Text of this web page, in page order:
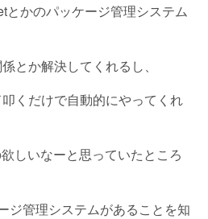
とかのパッケージ管理システム
とか解決してくれるし、
くだけで自動的にやってくれ
しいなーと思っていたところ
ジ管理システムがあることを知